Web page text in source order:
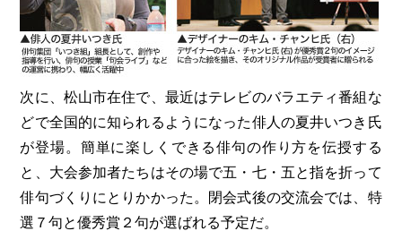
次に、松山市在住で、最近はテレビのバラエティ番組な
どで全国的に知られるようになった俳人の夏井いつき氏
が登場。簡単に楽しくできる俳句の作り方を伝授する
と、大会参加者たちはその場で五・七・五と指を折って
俳句づくりにとりかかった。閉会式後の交流会では、特
選７句と優秀賞２句が選ばれる予定だ。